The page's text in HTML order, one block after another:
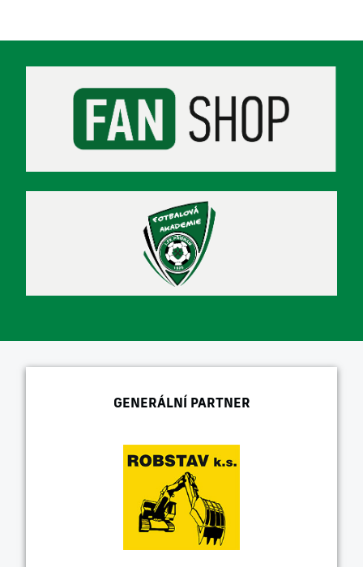
GENERÁLNÍ PARTNER